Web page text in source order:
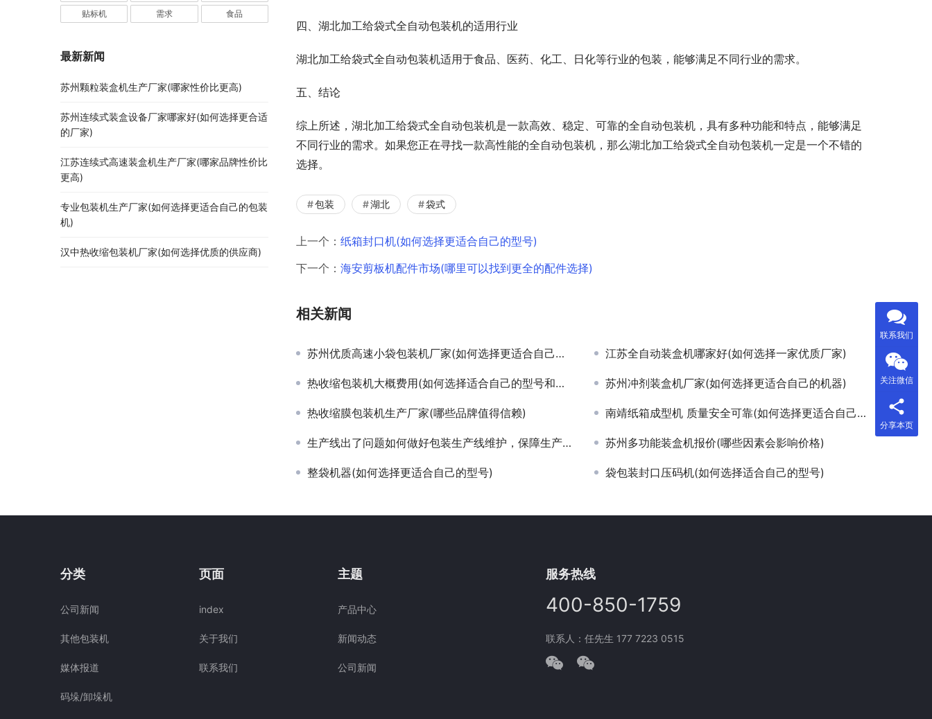
四、湖北加工给袋式全自动包装机的适用行业
湖北加工给袋式全自动包装机适用于食品、医药、化工、日化等行业的包装，能够满足不同行业的需求。
五、结论
综上所述，湖北加工给袋式全自动包装机是一款高效、稳定、可靠的全自动包装机，具有多种功能和特点，能够满足
不同行业的需求。如果您正在寻找一款高性能的全自动包装机，那么湖北加工给袋式全自动包装机一定是一个不错的
选择。
包装 湖北 袋式
上一个： 纸箱封口机(如何选择更适合自己的型号)
下一个： 海安剪板机配件市场(哪里可以找到更全的配件选择)
相关新闻
苏州优质高速小袋包装机厂家(如何选择更适合自己的机型) 江苏全自动装盒机哪家好(如何选择一家优质厂家)
热收缩包装机大概费用(如何选择适合自己的型号和价格) 苏州冲剂装盒机厂家(如何选择更适合自己的机器)
热收缩膜包装机生产厂家(哪些品牌值得信赖) 南靖纸箱成型机 质量安全可靠(如何选择更适合自己的纸箱成型机)
生产线出了问题如何做好包装生产线维护，保障生产顺利进行 苏州多功能装盒机报价(哪些因素会影响价格)
整袋机器(如何选择更适合自己的型号) 袋包装封口压码机(如何选择适合自己的型号)
贴标机 需求 食品
最新新闻
苏州颗粒装盒机生产厂家(哪家性价比更高)
苏州连续式装盒设备厂家哪家好(如何选择更合适
的厂家)
江苏连续式高速装盒机生产厂家(哪家品牌性价比
更高)
专业包装机生产厂家(如何选择更适合自己的包装
机)
汉中热收缩包装机厂家(如何选择优质的供应商)
分类
公司新闻
其他包装机
媒体报道
码垛/卸垛机
页面
index
关于我们
联系我们
主题
产品中心
新闻动态
公司新闻
服务热线
400-850-1759
联系人：任先生 177 7223 0515
联系我们
关注微信
分享本页